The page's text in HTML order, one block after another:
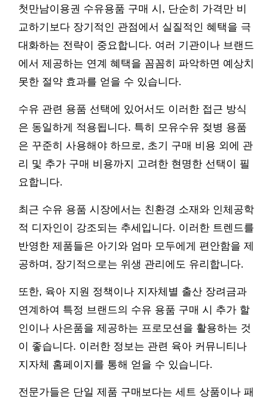
첫만남이용권 수유용품 구매 시, 단순히 가격만 비
교하기보다 장기적인 관점에서 실질적인 혜택을 극
대화하는 전략이 중요합니다. 여러 기관이나 브랜드
에서 제공하는 연계 혜택을 꼼꼼히 파악하면 예상치
못한 절약 효과를 얻을 수 있습니다.
수유 관련 용품 선택에 있어서도 이러한 접근 방식
은 동일하게 적용됩니다. 특히 모유수유 젖병 용품
은 꾸준히 사용해야 하므로, 초기 구매 비용 외에 관
리 및 추가 구매 비용까지 고려한 현명한 선택이 필
요합니다.
최근 수유 용품 시장에서는 친환경 소재와 인체공학
적 디자인이 강조되는 추세입니다. 이러한 트렌드를
반영한 제품들은 아기와 엄마 모두에게 편안함을 제
공하며, 장기적으로는 위생 관리에도 유리합니다.
또한, 육아 지원 정책이나 지자체별 출산 장려금과
연계하여 특정 브랜드의 수유 용품 구매 시 추가 할
인이나 사은품을 제공하는 프로모션을 활용하는 것
이 좋습니다. 이러한 정보는 관련 육아 커뮤니티나
지자체 홈페이지를 통해 얻을 수 있습니다.
전문가들은 단일 제품 구매보다는 세트 상품이나 패